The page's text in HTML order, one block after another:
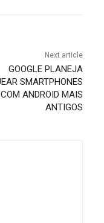
Next article
GOOGLE PLANEJA
SMARTPHONES
COM ANDROID MAIS
ANTIGOS